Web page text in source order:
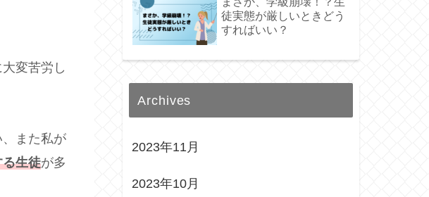
変苦労し
また私が
生徒が多
徒実態が厳しいときどう
すればいい？
Archives
2023年11月
2023年10月